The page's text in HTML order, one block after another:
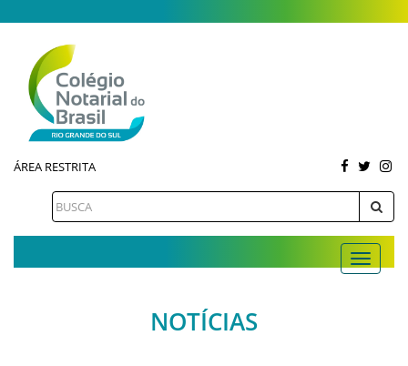
ÁREA RESTRITA
NOTÍCIAS